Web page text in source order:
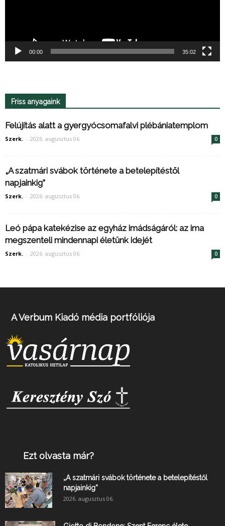
00:00 35:02
Friss anyagaink
Felújítás alatt a gyergyócsomafalvi plébániatemplom
Szerk. - 2026. augusztus 06. 0
„A szatmári svábok története a betelepítéstől
napjainkig”
Szerk. - 2026. augusztus 06. 0
Leó pápa katekézise az egyház imádságáról: az ima
megszenteli mindennapi életünk idejét
Szerk. - 2026. augusztus 06. 0
A Verbum Kiadó média portfóliója
Ezt olvasta már?
„A szatmári svábok története a betelepítéstől
napjainkig”
2026. augusztus 06.